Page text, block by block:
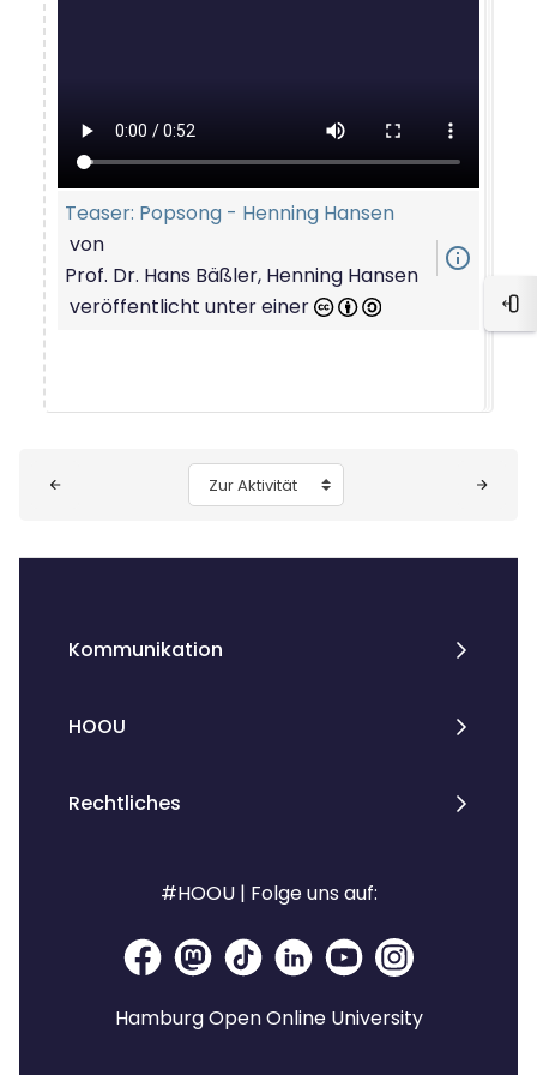
Teaser: Popsong - Henning Hansen
von
Prof. Dr. Hans Bäßler, Henning Hansen
veröffentlicht unter einer
info_outline
Zur Aktivität
Kommunikation
HOOU
Rechtliches
#HOOU | Folge uns auf:
Hamburg Open Online University